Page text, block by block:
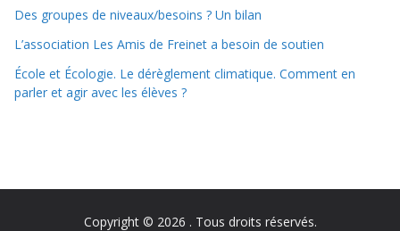
Des groupes de niveaux/besoins ? Un bilan
L’association Les Amis de Freinet a besoin de soutien
École et Écologie. Le dérèglement climatique. Comment en
parler et agir avec les élèves ?
Copyright © 2026 . Tous droits réservés.